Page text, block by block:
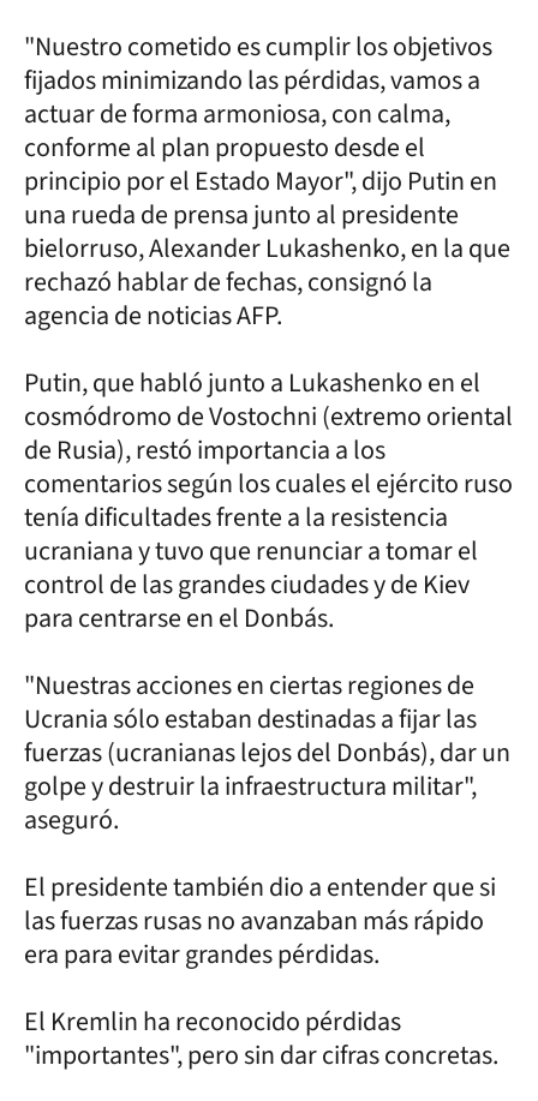
"Nuestro cometido es cumplir los objetivos
fijados minimizando las pérdidas, vamos a
actuar de forma armoniosa, con calma,
conforme al plan propuesto desde el
principio por el Estado Mayor", dijo Putin en
una rueda de prensa junto al presidente
bielorruso, Alexander Lukashenko, en la que
rechazó hablar de fechas, consignó la
agencia de noticias AFP.
Putin, que habló junto a Lukashenko en el
cosmódromo de Vostochni (extremo oriental
de Rusia), restó importancia a los
comentarios según los cuales el ejército ruso
tenía dificultades frente a la resistencia
ucraniana y tuvo que renunciar a tomar el
control de las grandes ciudades y de Kiev
para centrarse en el Donbás.
"Nuestras acciones en ciertas regiones de
Ucrania sólo estaban destinadas a fijar las
fuerzas (ucranianas lejos del Donbás), dar un
golpe y destruir la infraestructura militar",
aseguró.
El presidente también dio a entender que si
las fuerzas rusas no avanzaban más rápido
era para evitar grandes pérdidas.
El Kremlin ha reconocido pérdidas
"importantes", pero sin dar cifras concretas.